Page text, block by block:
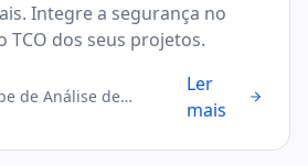
Integre a segurança no
TCO dos seus projetos.
de Análise de
Ler
mais